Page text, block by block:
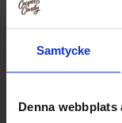
Samtycke
Denna webbplats